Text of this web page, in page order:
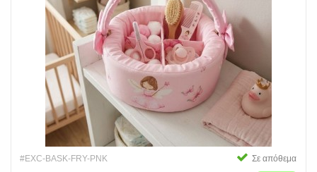
#EXC-BASK-FRY-PNK Σε απόθεμα